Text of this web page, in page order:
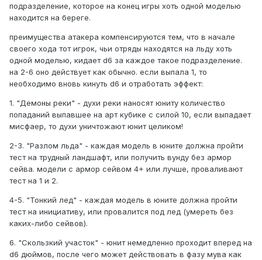
подразделение, которое на конец игры хоть одной моделью
находится на береге.
преимущества атакера компенсируются тем, что в начале
своего хода тот игрок, чьи отряды находятся на льду хоть
одной моделью, кидает d6 за каждое такое подразделение.
на 2-6 оно действует как обычно. если выпала 1, то
необходимо вновь кинуть d6 и отработать эффект:
1. "Демоны реки" - духи реки наносят юниту количество
попаданий выпавшее на арт кубике с силой 10, если выпадает
мисфаер, то духи уничтожают юнит целиком!
2-3. "Разлом льда" - каждая модель в юните должна пройти
тест на трудный ландшафт, или получить вунду без армор
сейва. модели с армор сейвом 4+ или лучше, проваливают
тест на 1 и 2.
4-5. "Тонкий лед" - каждая модель в юните должна пройти
тест на инициативу, или провалится под лед (умереть без
каких-либо сейвов).
6. "Скользкий участок" - юнит немедленно проходит вперед на
d6 дюймов, после чего может действовать в фазу мува как